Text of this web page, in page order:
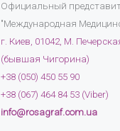
Официальный
"Международная
г. Киев, 01042, М.
(бывшая Чигорина)
+38 (050) 450 55 90
+38 (067) 464 84 53 (Viber)
info@rosagraf.com.ua